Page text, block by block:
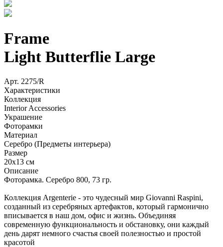
Frame
Light Butterflie Large
Арт. 2275/R
Характеристики
Коллекция
Interior Accessories
Украшение
Фоторамки
Материал
Серебро (Предметы интерьера)
Размер
20x13 см
Описание
Фоторамка. Серебро 800, 73 гр.
Коллекция Argenterie - это чудесный мир Giovanni Raspini,
созданный из серебряных артефактов, который гармонично
вписывается в наш дом, офис и жизнь. Объединяя
современную функциональность и обстановку, они каждый
день дарят немного счастья своей полезностью и простой
красотой